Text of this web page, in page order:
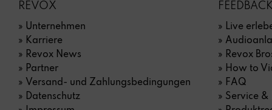
REVOX
» Unternehmen
» Karriere
» Revox News
» Partner
» Versand- und Zahlungs­bedingungen
» Datenschutz
» Live
»
» Revox
» How to
» FAQ
» Service